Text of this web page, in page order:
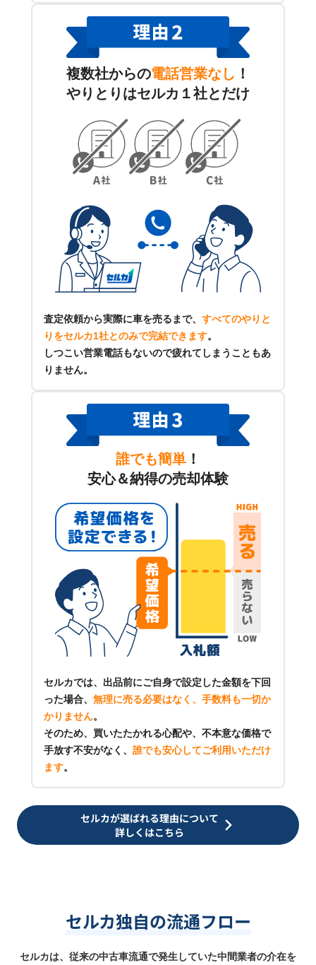
複数社からの電話営業なし ！
やりとりはセルカ１社とだけ
査定依頼から実際に車を売るまで、 すべてのやりと
りをセルカ1社とのみで完結できます。
しつこい営業電話もないので疲れてしまうこともあ
りません。
誰でも簡単 ！
安心＆納得の売却体験
セルカでは、出品前にご自身で設定した金額を下回
った場合、 無理に売る必要はなく、手数料も一切か
かりません。
そのため、買いたたかれる心配や、不本意な価格で
手放す不安がなく、 誰でも安心してご利用いただけ
ます。
セルカが選ばれる理由について
詳しくはこちら
セルカ独自の流通フロー
セルカは、従来の中古車流通で発生していた中間業者の介在を